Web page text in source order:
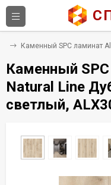
Каменный SPC ламинат
Каменный
Natural Line
светлый,